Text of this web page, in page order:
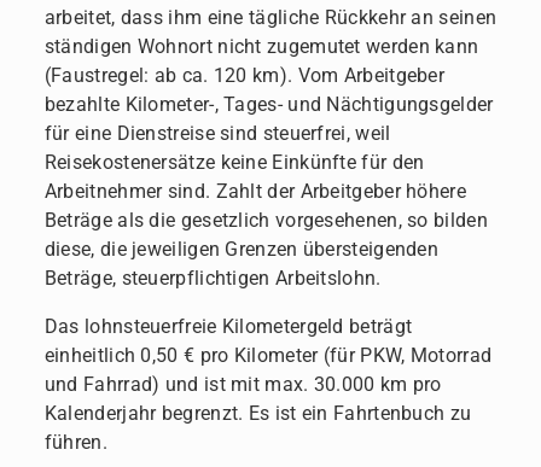
arbeitet, dass ihm eine tägliche Rückkehr an seinen
ständigen Wohnort nicht zugemutet werden kann
(Faustregel: ab ca. 120 km). Vom Arbeitgeber
bezahlte Kilometer-, Tages- und Nächtigungsgelder
für eine Dienstreise sind steuerfrei, weil
Reisekostenersätze keine Einkünfte für den
Arbeitnehmer sind. Zahlt der Arbeitgeber höhere
Beträge als die gesetzlich vorgesehenen, so bilden
diese, die jeweiligen Grenzen übersteigenden
Beträge, steuerpflichtigen Arbeitslohn.
Das lohnsteuerfreie Kilometergeld beträgt
einheitlich 0,50 € pro Kilometer (für PKW, Motorrad
und Fahrrad) und ist mit max. 30.000 km pro
Kalenderjahr begrenzt. Es ist ein Fahrtenbuch zu
führen.